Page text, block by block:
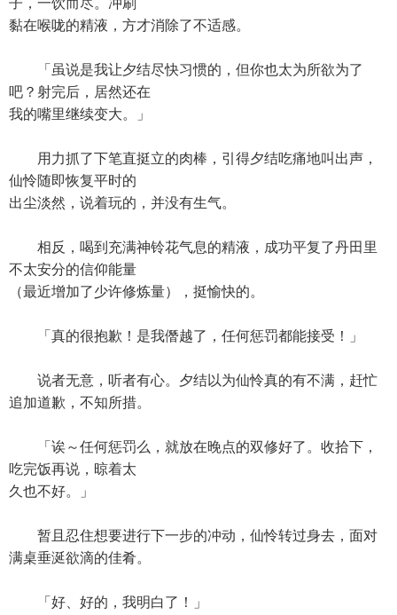
子，一饮而尽。冲刷
黏在喉咙的精液，方才消除了不适感。
「虽说是我让夕结尽快习惯的，但你也太为所欲为了
吧？射完后，居然还在
我的嘴里继续变大。」
用力抓了下笔直挺立的肉棒，引得夕结吃痛地叫出声，
仙怜随即恢复平时的
出尘淡然，说着玩的，并没有生气。
相反，喝到充满神铃花气息的精液，成功平复了丹田里
不太安分的信仰能量
（最近增加了少许修炼量），挺愉快的。
「真的很抱歉！是我僭越了，任何惩罚都能接受！」
说者无意，听者有心。夕结以为仙怜真的有不满，赶忙
追加道歉，不知所措。
「诶～任何惩罚么，就放在晚点的双修好了。收拾下，
吃完饭再说，晾着太
久也不好。」
暂且忍住想要进行下一步的冲动，仙怜转过身去，面对
满桌垂涎欲滴的佳肴。
「好、好的，我明白了！」